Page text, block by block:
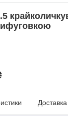
Доставка